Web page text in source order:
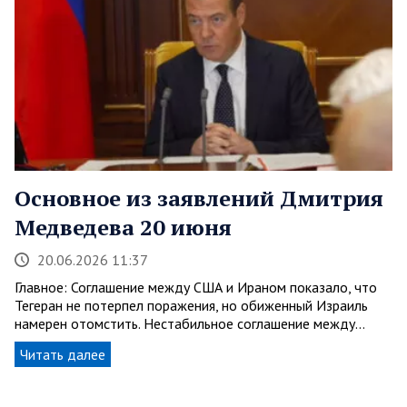
Основное из заявлений Дмитрия
Медведева 20 июня
20.06.2026 11:37
Главное: Соглашение между США и Ираном показало, что
Тегеран не потерпел поражения, но обиженный Израиль
намерен отомстить. Нестабильное соглашение между…
Читать далее